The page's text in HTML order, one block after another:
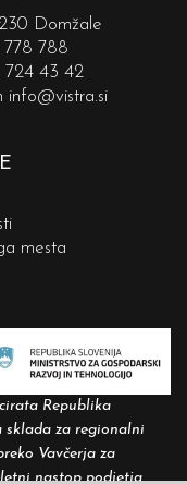
Domžale
778 788
724 43 42
info@vistra.si
mesta
Republika
sklada za regionalni
Vavčerja za
nastop podjetja.